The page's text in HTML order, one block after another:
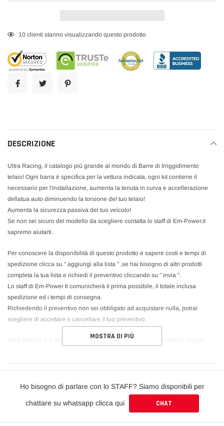
Inserimento
prodotto
nel
18 clienti stanno visualizzando questo prodotto
DESCRIZIONE
Ultra Racing, il catalogo più grande al mondo di Barre di Irriggidimento
telaio! Ogni barra è specifica per la vettura indicata, ogni kit contiene il
necessario per l'installazione, aumenta la tenuta in curva e accellerazione
dellatua auto diminuendo la torsione del tuo telaio!
Aumenta la sicurezza passiva del tuo veicolo!
Se non sei sicuro del modello da scegliere contatta lo staff di Em-Power.it
sapremo aiutarti.
Per conoscere la disponibilità di questo prodotto e sapere costi e tempi di
spedizione clicca su " aggiungi alla lista " ,se hai bisogno di altri prodotti
completa la tua lista e richiedi il preventivo cliccando su " invia ".
Lo staff di Em-Power ti comunicherà il prima possibile, il totale inclusa
spedizione ed i tempi di consegna.
Richiedendo il preventivo non sei obbligato ad acquistare nulla, potrai
scegliere di accettare o cancellare il tuo preventivo.
Ultra Racing is a Malaysian-based manufacturer and specialist in chassis
and manufactures high quality strut and chassis bars for all types of
Through intensive research, followed by street and race track testing, Ultra
Racing bars are proven to provide dynamic safety, ultimate road traction and
MOSTRA DI PIÙ
Ho bisogno di parlare con lo STAFF? Siamo disponibili per
chattare su whatsapp clicca qui CHAT